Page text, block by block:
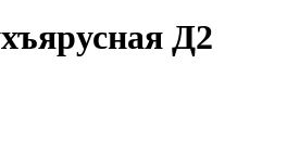
Д2